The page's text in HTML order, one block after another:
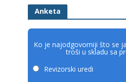
Anketa
Ko je najodgovorniji što se
troši u skladu sa
Revizorski uredi